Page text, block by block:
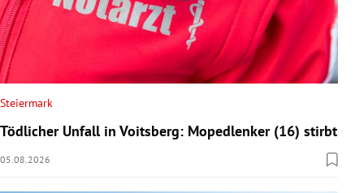
Steiermark
Tödlicher Unfall in Voitsberg: Mopedlenker (16) stirbt
05.08.2026